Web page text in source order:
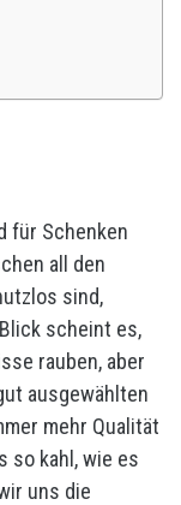
für Schenken
all den
sind,
scheint es,
rauben, aber
ausgewählten
mehr Qualität
so kahl, wie es
uns die